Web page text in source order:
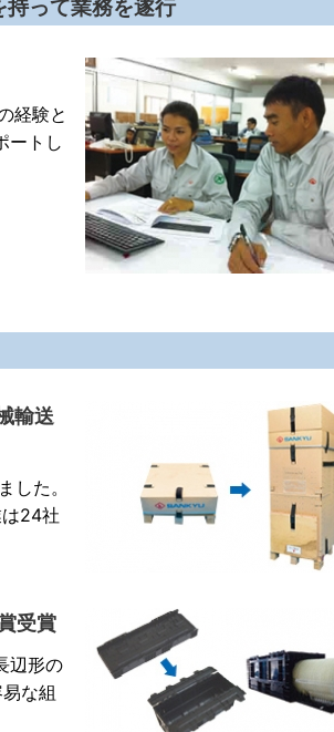
って業務を遂行
経験と
ートし
輸送
した。
24社
受賞
辺形の
な組